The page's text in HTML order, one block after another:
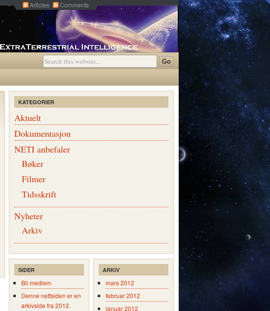
Articles Comments
KATEGORIER
Aktuelt
Dokumentasjon
NETI anbefaler
Bøker
Filmer
Tidsskrift
Nyheter
Arkiv
SIDER
Bli medlem
Denne nettsiden er en
arkivside fra 2012.
ARKIV
mars 2012
februar 2012
januar 2012